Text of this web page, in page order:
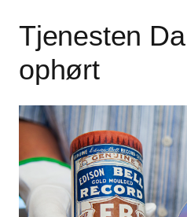
Tjenesten
ophørt